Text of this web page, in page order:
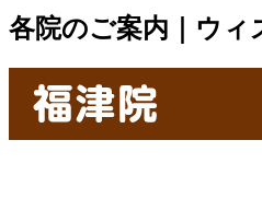
各院のご案内｜ウィ